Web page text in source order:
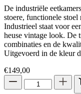
De industriële
stoere, functionele stoel
Industrieel staat voor
heuse vintage look. De
combinaties en de
Uitgevoerd in de kleur
€149,00